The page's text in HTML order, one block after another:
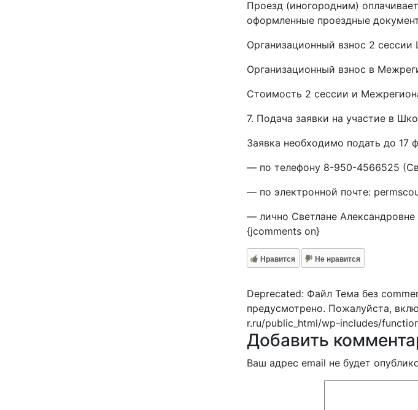
Проезд (иногородним)
оформленные проездные
Организационный взнос 2
Организационный взнос в
Стоимость 2 сессии и
7. Подача заявки на участие в
Заявка необходимо подать до 17
— по телефону 8-950-4566525
— по электронной почте:
— лично Светлане
{jcomments on}
Нравится Не нравится
Deprecated: Файл Тема без
предусмотрено. Пожалуйста,
r.ru/public_html/wp-includes/
Добавить
Ваш адрес email не будет